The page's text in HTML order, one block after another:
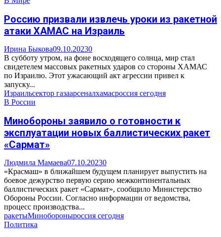
Россию призвали извлечь уроки из ракетной
атаки ХАМАС на Израиль
Ирина Быкова09.10.20230
В субботу утром, на фоне восходящего солнца, мир стал
свидетелем массовых ракетных ударов со стороны ХАМАС
по Израилю. Этот ужасающий акт агрессии привел к
запуску...
Израильсектор газаарсеналхамасроссия сегодня
В России
Минобороны заявило о готовности к
эксплуатации новых баллистических ракет
«Сармат»
Людмила Мамаева07.10.20230
«Красмаш» в ближайшем будущем планирует выпустить на
боевое дежурство первую серию межконтинентальных
баллистических ракет «Сармат», сообщило Министерство
Обороны России. Согласно информации от ведомства,
процесс производства...
ракетыМинобороныроссия сегодня
Политика